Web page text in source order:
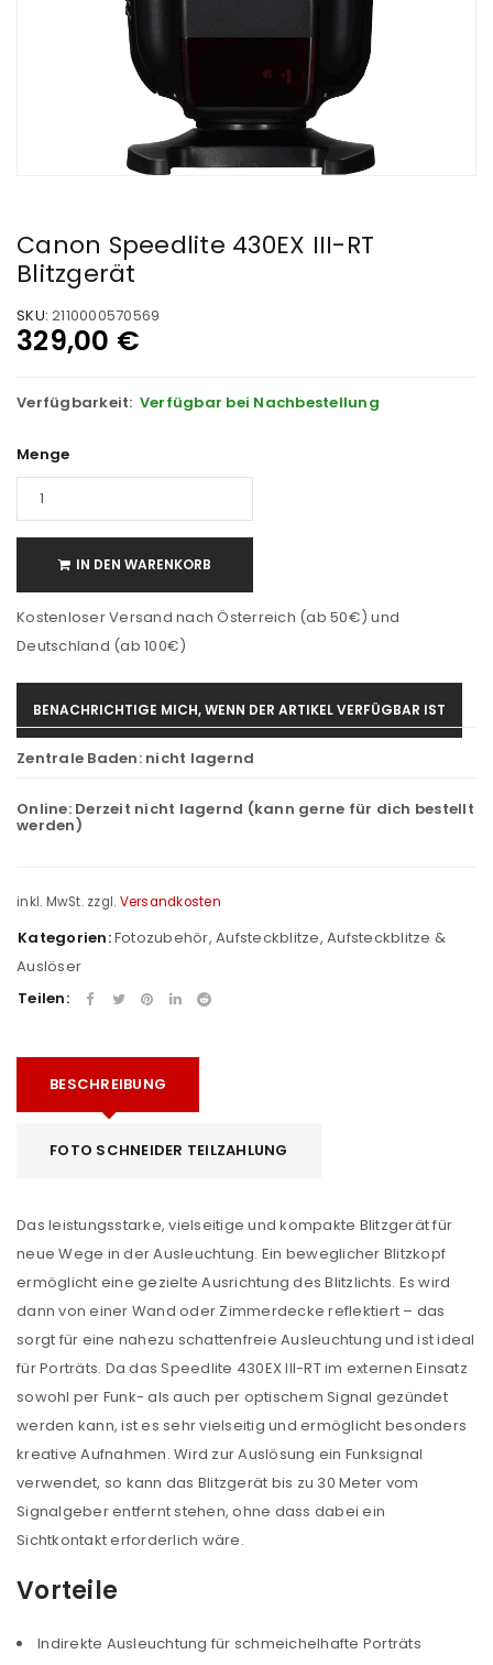
Canon Speedlite 430EX III-RT
Blitzgerät
SKU: 2110000570569
329,00 €
Verfügbarkeit: Verfügbar bei Nachbestellung
Menge
IN DEN WARENKORB
Kostenloser Versand nach Österreich (ab 50€) und
Deutschland (ab 100€)
BENACHRICHTIGE MICH, WENN DER ARTIKEL VERFÜGBAR IST
Zentrale Baden: nicht lagernd
Online: Derzeit nicht lagernd (kann gerne für dich bestellt
werden)
inkl. MwSt. zzgl. Versandkosten
Kategorien:Fotozubehör, Aufsteckblitze, Aufsteckblitze &
Auslöser
Teilen:
BESCHREIBUNG
FOTO SCHNEIDER TEILZAHLUNG
Das leistungsstarke, vielseitige und kompakte Blitzgerät für
neue Wege in der Ausleuchtung. Ein beweglicher Blitzkopf
ermöglicht eine gezielte Ausrichtung des Blitzlichts. Es wird
dann von einer Wand oder Zimmerdecke reflektiert – das
sorgt für eine nahezu schattenfreie Ausleuchtung und ist ideal
für Porträts. Da das Speedlite 430EX III-RT im externen Einsatz
sowohl per Funk- als auch per optischem Signal gezündet
werden kann, ist es sehr vielseitig und ermöglicht besonders
kreative Aufnahmen. Wird zur Auslösung ein Funksignal
verwendet, so kann das Blitzgerät bis zu 30 Meter vom
Signalgeber entfernt stehen, ohne dass dabei ein
Sichtkontakt erforderlich wäre.
Vorteile
Indirekte Ausleuchtung für schmeichelhafte Porträts